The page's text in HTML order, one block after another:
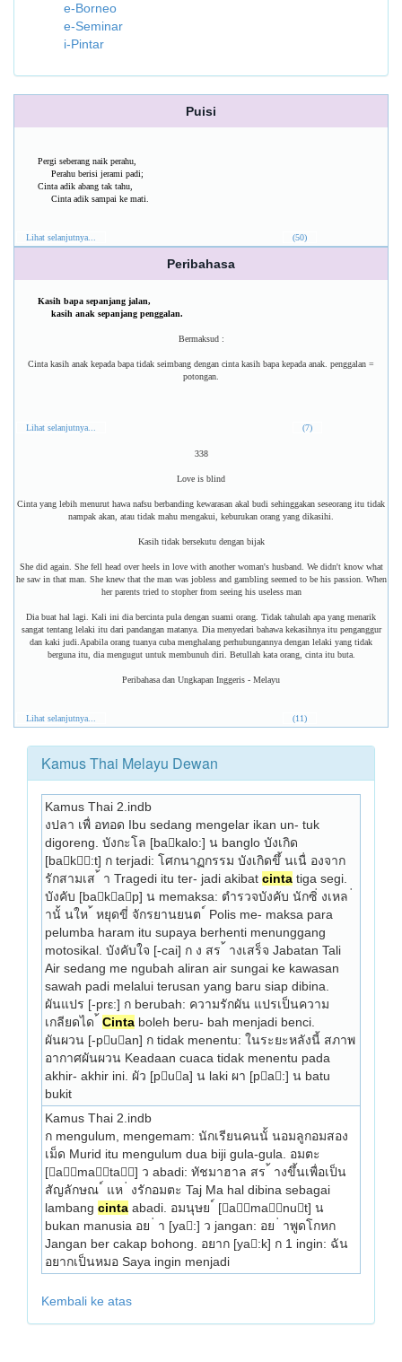
e-Borneo
e-Seminar
i-Pintar
Puisi
Pergi seberang naik perahu,
Perahu berisi jerami padi;
Cinta adik abang tak tahu,
Cinta adik sampai ke mati.
Lihat selanjutnya... (50)
Peribahasa
Kasih bapa sepanjang jalan,
kasih anak sepanjang penggalan.
Bermaksud :
Cinta kasih anak kepada bapa tidak seimbang dengan cinta kasih bapa kepada anak. penggalan =
potongan.
Lihat selanjutnya... (7)
338
Love is blind
Cinta yang lebih menurut hawa nafsu berbanding kewarasan akal budi sehinggakan seseorang itu tidak
nampak akan, atau tidak mahu mengakui, keburukan orang yang dikasihi.
Kasih tidak bersekutu dengan bijak
She did again. She fell head over heels in love with another woman's husband. We didn't know what
he saw in that man. She knew that the man was jobless and gambling seemed to be his passion. When
her parents tried to stopher from seeing his useless man
Dia buat hal lagi. Kali ini dia bercinta pula dengan suami orang. Tidak tahulah apa yang menarik
sangat tentang lelaki itu dari pandangan matanya. Dia menyedari bahawa kekasihnya itu penganggur
dan kaki judi.Apabila orang tuanya cuba menghalang perhubungannya dengan lelaki yang tidak
berguna itu, dia mengugut untuk membunuh diri. Betullah kata orang, cinta itu buta.
Peribahasa dan Ungkapan Inggeris - Melayu
Lihat selanjutnya... (11)
Kamus Thai Melayu Dewan
Kamus Thai 2.indb
งปลา เพื่ อทอด Ibu sedang mengelar ikan un- tuk
digoreng. บังกะโล [bakalo:] น banglo บังเกิด
[bak:t] ก terjadi: โศกนาฏกรรม บังเกิดขึ้ นเนื่ องจาก
รักสามเส ้ า Tragedi itu ter- jadi akibat cinta tiga segi.
บังคับ [bakap] น memaksa: ตำรวจบังคับ นักซิ่ งเหล ่
านั้ นให ้ หยุดขี่ จักรยานยนต ์ Polis me- maksa para
pelumba haram itu supaya berhenti menunggang
motosikal. บังคับใจ [-cai] ก ง สร ้ างเสร็จ Jabatan Tali
Air sedang me­ ngubah aliran air sungai ke kawasan
sawah padi melalui terusan yang baru siap dibina.
ผันแปร [-prε:] ก berubah: ความรักผัน แปรเป็นความ
เกลียดได ้ Cinta boleh beru- bah menjadi benci.
ผันผวน [-puan] ก tidak menentu: ในระยะหลังนี้ สภาพ
อากาศผันผวน Kea­daan cuaca tidak menentu pada
akhir- akhir ini. ผัว [pua] น laki ผา [pa:] น batu
bukit
Kamus Thai 2.indb
ก mengulum, mengemam: นักเรียนคนนั้ นอมลูกอมสอง
เม็ด Murid itu mengulum dua biji gula-gula. อมตะ
[amata] ว abadi: ทัชมาฮาล สร ้ างขึ้นเพื่อเป็น
สัญลักษณ ์ แห ่ งรักอมตะ Taj Ma­ hal dibina sebagai
lambang cinta abadi. อมนุษย ์ [amanut] น
bukan manusia อย ่ า [ya:] ว jangan: อย ่ าพูดโกหก
Jangan ber­ cakap bohong. อยาก [ya:k] ก 1 ingin: ฉัน
อยากเป็นหมอ Saya ingin menjadi
Kembali ke atas